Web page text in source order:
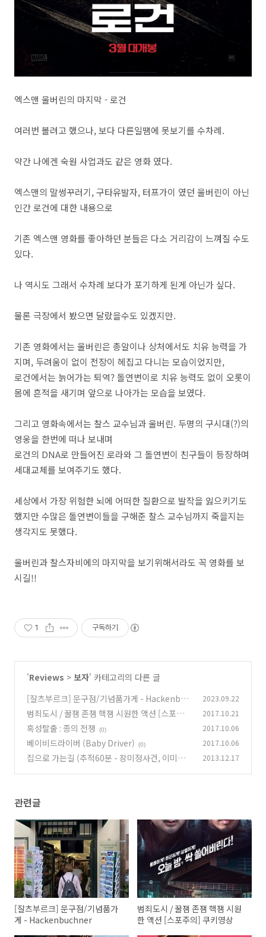
엑스맨 울버린의 마지막 - 로건
여러번 볼려고 했으나, 보다 다른일떔에 못보기를 수차례.
약간 나에겐 숙원 사업과도 같은 영화 였다.
엑스맨의 말썽꾸러기, 구타유발자, 터프가이 였던 울버린이 아닌
인간 로건에 대한 내용으로
기존 엑스맨 영화를 좋아하던 분들은 다소 거리감이 느껴질 수도
있다.
나 역시도 그래서 수차례 보다가 포기하게 된게 아닌가 싶다.
물론 극장에서 봤으면 달랐을수도 있겠지만.
기존 영화에서는 울버린은 총알이나 상처에서도 치유 능력을 가
지며, 두려움이 없이 전장이 헤집고 다니는 모습이었지만,
로건에서는 늙어가는 퇴역? 돌연변이로 치유 능력도 없이 오롯이
몸에 흔적을 새기며 앞으로 나아가는 모습을 보였다.
그리고 영화속에서는 찰스 교수님과 울버린. 두명의 구시대(?)의
영웅을 한번에 떠나 보내며
로건의 DNA로 만들어진 로라와 그 돌연변이 친구들이 등장하며
세대교체를 보여주기도 했다.
세상에서 가장 위험한 뇌에 어떠한 질환으로 발작을 잃으키기도
했지만 수많은 돌연변이들을 구해준 찰스 교수님까지 죽을지는
생각지도 못했다.
울버린과 찰스자비에의 마지막을 보기위해서라도 꼭 영화를 보
시길!!
1 구독하기
'Reviews > 보자' 카테고리의 다른 글
[잘츠부르크] 문구점/기념품가게 - Hackenbuc
hner
(0)
2023.09.22
범죄도시 / 꿀잼 존잼 핵잼 시원한 액션 [스포주
의] 쿠키영상 (0)
2017.10.21
혹성탈출 : 종의 전쟁 (0) 2017.10.06
베이비드라이버 (Baby Driver) (0) 2017.10.06
집으로 가는길 (추적60분 - 장미정사건, 이미지
2013.12.17
관련글
[잘츠부르크] 문구점/기념품가
게 - Hackenbuchner
범죄도시 / 꿀잼 존잼 핵잼 시원
한 액션 [스포주의] 쿠키영상